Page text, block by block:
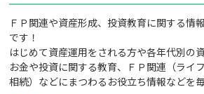
ＦＰ関連や資産形成、投資教育に関する情
です！
はじめて資産運用をされる方や各年代別の
お金や投資に関する教育、ＦＰ関連（ライ
相続）などにまつわるお役立ち情報などを